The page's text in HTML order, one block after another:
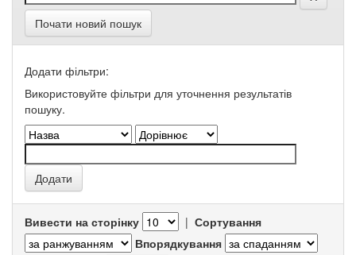
Почати новий пошук
Додати фільтри:
Використовуйте фільтри для уточнення результатів
пошуку.
Вивести на сторінку | Сортування
Впорядкування